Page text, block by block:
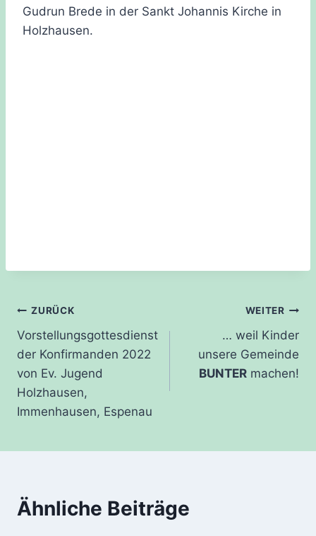
Gudrun Brede in der Sankt Johannis Kirche in
Holzhausen.
Beitragsnavigation
ZURÜCK
Vorstellungsgottesdienst
der Konfirmanden 2022
von Ev. Jugend
Holzhausen,
Immenhausen, Espenau
WEITER
… weil Kinder
unsere Gemeinde
BUNTER machen!
Ähnliche Beiträge